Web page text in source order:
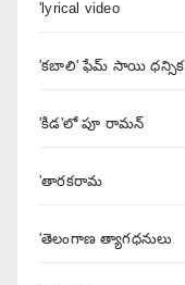
'lyrical video
'కబాలి' ఫేమ్ సాయి ధన్సిక
'కిడ'లో పూ రామన్
'తారకరామ
'తెలంగాణ త్యాగధనులు